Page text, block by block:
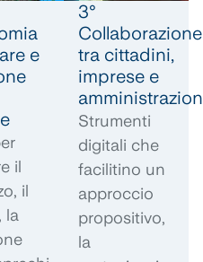
e
il
il
la
3°
Collaborazione
tra cittadini,
imprese e
Strumenti
digitali che
facilitino un
approccio
propositivo,
la